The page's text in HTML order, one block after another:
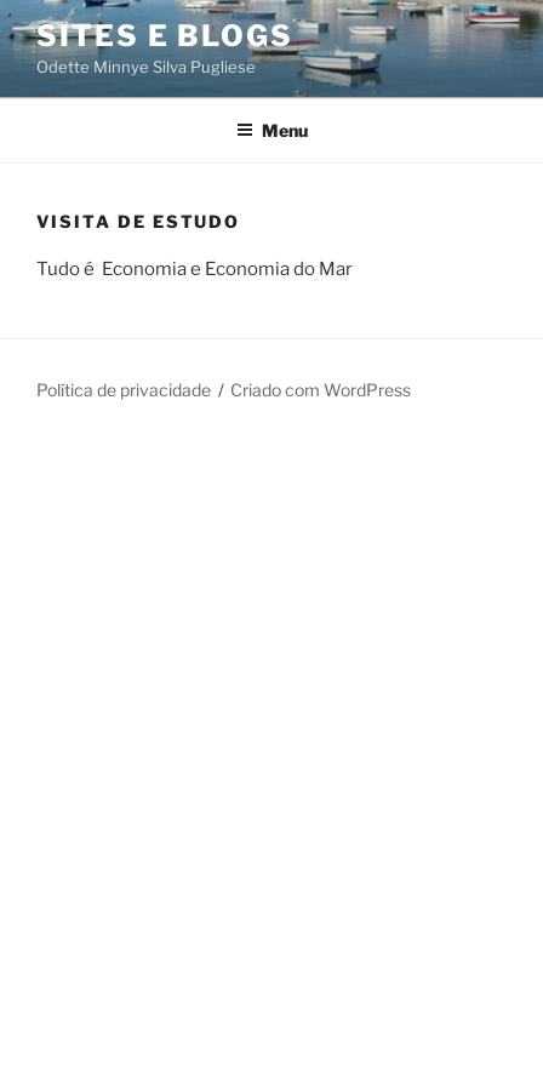
Saltar
para
conteúdo
SITES E BLOGS
Odette Minnye Silva Pugliese
Menu
VISITA DE ESTUDO
Tudo é Economia e Economia do Mar
Política de privacidade Criado com WordPress